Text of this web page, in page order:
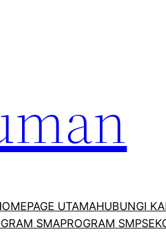
UTAMAHUBUNGI
SMAPROGRAM SMP